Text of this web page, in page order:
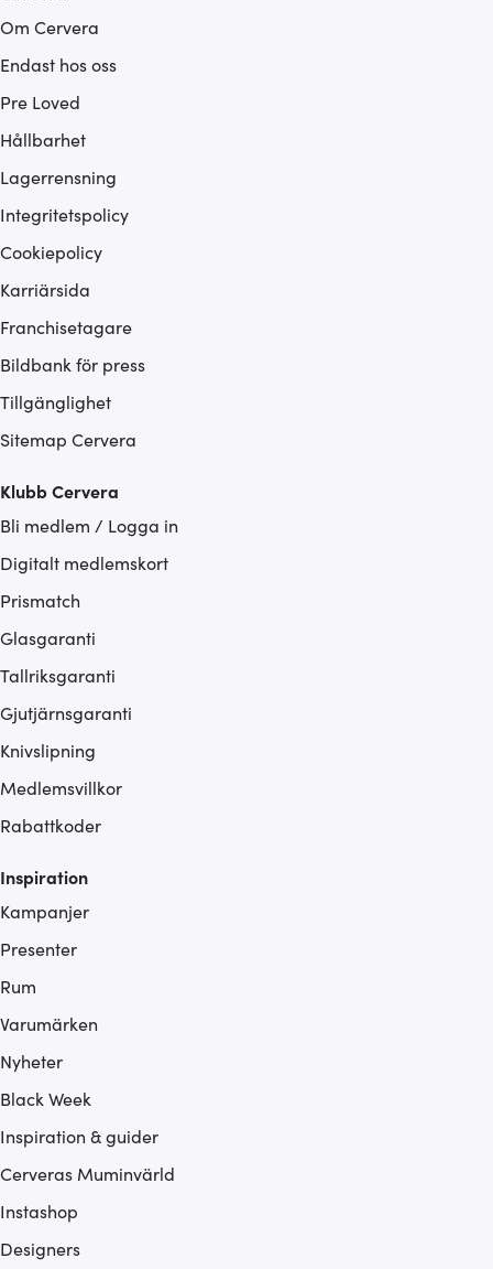
Om Cervera
Endast hos oss
Pre Loved
Hållbarhet
Lagerrensning
Integritetspolicy
Cookiepolicy
Karriärsida
Franchisetagare
Bildbank för press
Tillgänglighet
Sitemap Cervera
Klubb Cervera
Bli medlem / Logga in
Digitalt medlemskort
Prismatch
Glasgaranti
Tallriksgaranti
Gjutjärnsgaranti
Knivslipning
Medlemsvillkor
Rabattkoder
Inspiration
Kampanjer
Presenter
Rum
Varumärken
Nyheter
Black Week
Inspiration & guider
Cerveras Muminvärld
Instashop
Designers